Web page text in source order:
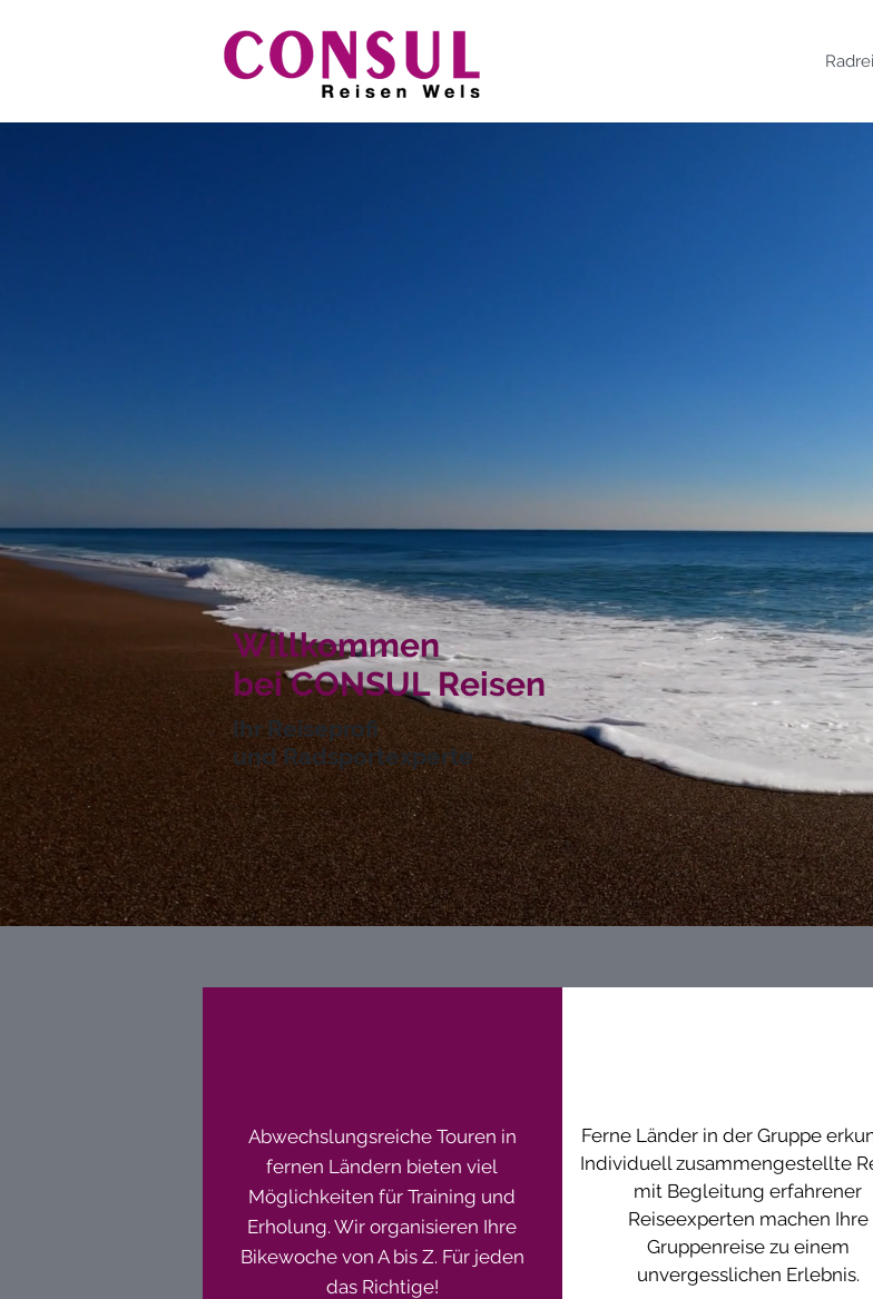
Willkommen
bei CONSUL Reisen
Ihr Reiseprofi
und Radsportexperte
Abwechslungsreiche Touren in
fernen Ländern bieten viel
Möglichkeiten für Training und
Erholung. Wir organisieren Ihre
Bikewoche von A bis Z. Für jeden
das Richtige!
Ferne Länder in der Gruppe
Individuell zusammengestellte
mit Begleitung erfahrener
Reiseexperten machen Ihre
Gruppenreise zu einem
unvergesslichen Erlebnis.